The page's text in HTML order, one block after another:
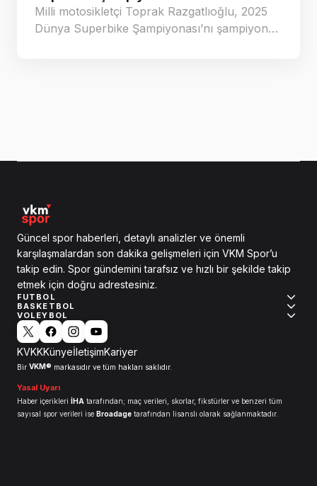
Milli motosikletçi Toprak Razgatlıoğlu, 2025
Dünya Superbike Şampiyonası’nı şampiyon…
Güncel spor haberleri, detaylı analizler ve önemli
karşılaşmalardan son dakika gelişmeleri için VKM Spor’u
takip edin. Spor gündemini tarafsız ve hızlı bir şekilde takip
etmek için doğru adrestesiniz.
FUTBOL
BASKETBOL
VOLEYBOL
KVKKKünyeİletişimKariyer
Bir VKM® markasıdır ve tüm hakları saklıdır.
Yasal Uyarı
Haber içerikleri İHA tarafından; maç verileri, skorlar, fikstürler ve benzeri tüm
sayısal spor verileri ise Broadage tarafından lisanslı olarak sağlanmaktadır.